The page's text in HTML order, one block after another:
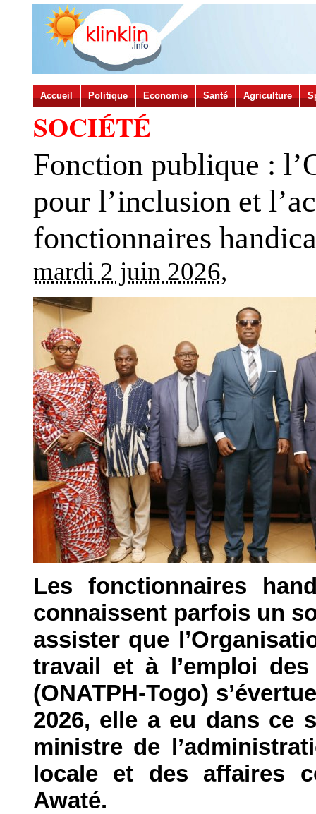
Accueil Politique Economie Santé Agriculture
SOCIÉTÉ
Fonction publique :
pour l’inclusion et
fonctionnaires
mardi 2 juin 2026,
Les fonctionnaires
connaissent parfois un
assister que
travail et à l’emploi
(ONATPH-Togo)
2026, elle a eu dans ce
ministre de
locale et des affaires
Awaté.